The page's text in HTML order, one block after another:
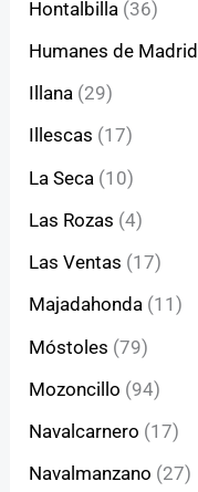
Hontalbilla (36)
Humanes de Madrid
Illana (29)
Illescas (17)
La Seca (10)
Las Rozas (4)
Las Ventas (17)
Majadahonda (11)
Móstoles (79)
Mozoncillo (94)
Navalcarnero (17)
Navalmanzano (27)